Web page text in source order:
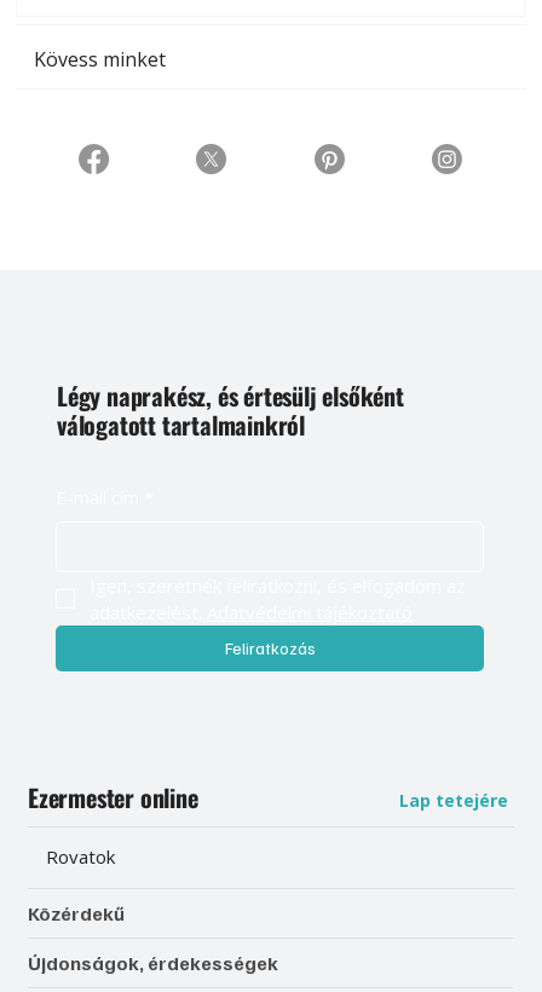
Kövess minket
Légy naprakész, és értesülj elsőként
válogatott tartalmainkról
Feliratkozás
Ezermester online Lap tetejére
Rovatok
Közérdekű
Újdonságok, érdekességek